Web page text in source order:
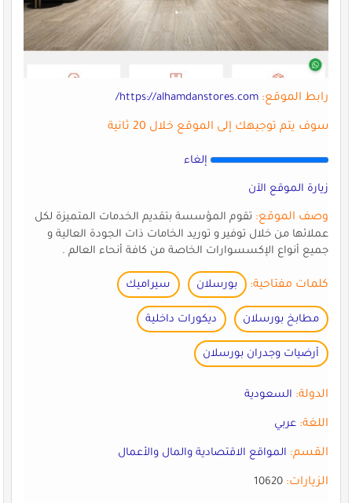
رابط الموقع: https://alhamdanstores.com/
سوف يتم توجيهك إلى الموقع خلال 20 ثانية
إلغاء
زيارة الموقع الآن
وصف الموقع:تقوم المؤسسة بتقديم الخدمات المتميزة لكل
عملائها من خلال توفير و توريد الخامات ذات الجودة العالية و
جميع أنواع الإكسسوارات الخاصة من كافة أنحاء العالم .
كلمات مفتاحية: بورسلان سيراميك
مطابخ بورسلان ديكورات داخلية
أرضيات وجدران بورسلان
الدولة: السعودية
اللغة: عربي
القسم: المواقع الاقتصادية والمال والأعمال
الزيارات:10620